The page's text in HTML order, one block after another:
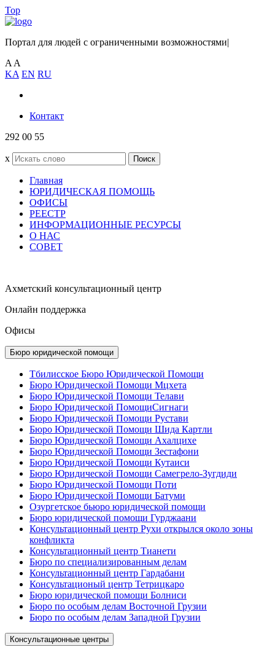
Top
Портал для людей с ограниченными возможностями|
A A
KA EN RU
Контакт
292 00 55
x Поиск
Главная
ЮРИДИЧЕСКАЯ ПОМОЩЬ
ОФИСЫ
РЕЕСТР
ИНФОРМАЦИОННЫЕ РЕСУРСЫ
О НАС
СОВЕТ
Ахметский консультационный центр
Онлайн поддержка
Офисы
Бюро юридической помощи
Тбилисское Бюро Юридической Помощи
Бюро Юридической Помощи Мцхета
Бюро Юридической Помощи Телави
Бюро Юридической ПомощиСигнаги
Бюро Юридической Помощи Рустави
Бюро Юридической Помощи Шида Картли
Бюро Юридической Помощи Ахалцихе
Бюро Юридической Помощи Зестафони
Бюро Юридической Помощи Кутаиси
Бюро Юридической Помощи Самегрело-Зугдиди
Бюро Юридической Помощи Поти
Бюро Юридической Помощи Батуми
Озургетское бьюро юридической помощи
Бюро юридической помощи Гурджаани
Консультационный центр Рухи открылся около зоны
конфликта
Консультационный центр Тианети
Бюро по специализированным делам
Консультационный центр Гардабани
Консультационый центр Тетрицкаро
Бюро юридической помощи Болниси
Бюро по особым делам Восточной Грузии
Бюро по особым делам Западной Грузии
Консультационные центры